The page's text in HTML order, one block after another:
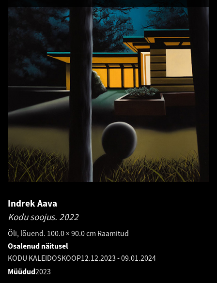
Indrek Aava
Kodu soojus. 2022
Õli, lõuend. 100.0 × 90.0 cm Raamitud
Osalenud näitusel
KODU KALEIDOSKOOP12.12.2023 -09.01.2024
Müüdud2023